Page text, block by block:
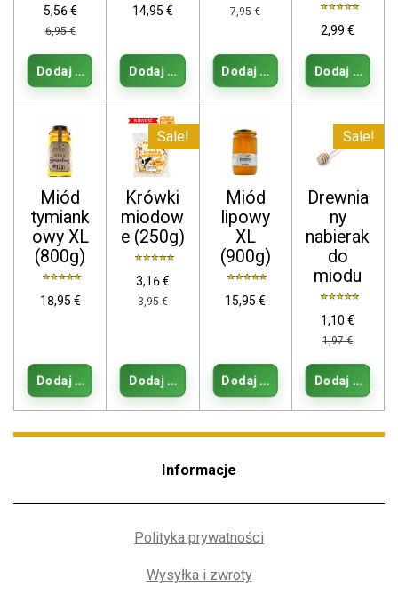
5,56 €
6,95 €
Dodaj do koszyka
14,95 €
Dodaj do koszyka
7,95 €
Dodaj do koszyka
2,99 €
Dodaj do
Miód
tymiank
owy XL
(800g)
18,95 €
Dodaj do koszyka
Sale!
Krówki
miodow
e (250g)
3,16 €
3,95 €
Dodaj do koszyka
Miód
lipowy
XL
(900g)
15,95 €
Dodaj do koszyka
Sale!
Drewnia
ny
nabierak
do
miodu
1,10 €
1,97 €
Dodaj do
Informacje
Polityka prywatności
Wysyłka i zwroty